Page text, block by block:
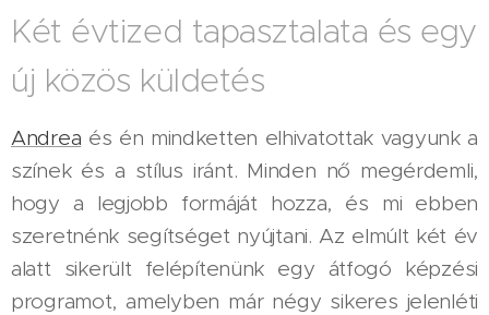
Két évtized tapasztalata és egy
új közös küldetés
Andrea és én mindketten elhivatottak vagyunk a
színek és a stílus iránt. Minden nő megérdemli,
hogy a legjobb formáját hozza, és mi ebben
szeretnénk segítséget nyújtani. Az elmúlt két év
alatt sikerült felépítenünk egy átfogó képzési
programot, amelyben már négy sikeres jelenléti